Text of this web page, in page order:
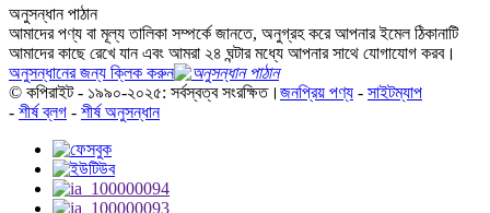
অনুসন্ধান পাঠান
আমাদের পণ্য বা মূল্য তালিকা সম্পর্কে জানতে, অনুগ্রহ করে আপনার ইমেল ঠিকানাটি
আমাদের কাছে রেখে যান এবং আমরা ২৪ ঘন্টার মধ্যে আপনার সাথে যোগাযোগ করব।
অনুসন্ধানের জন্য ক্লিক করুন
© কপিরাইট - ১৯৯০-২০২৫: সর্বস্বত্ব সংরক্ষিত। জনপ্রিয় পণ্য - সাইটম্যাপ
- শীর্ষ ব্লগ - শীর্ষ অনুসন্ধান